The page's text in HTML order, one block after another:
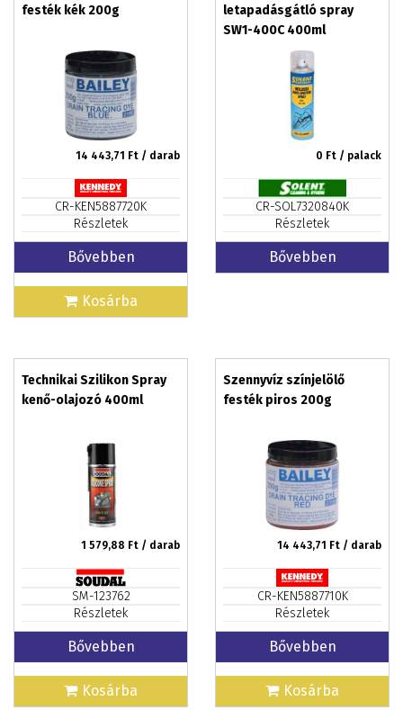
festék kék 200g
14 443,71 Ft / darab
CR-KEN5887720K
Részletek
Bővebben
Kosárba
letapadásgátló spray
SW1-400C 400ml
0 Ft / palack
CR-SOL7320840K
Részletek
Bővebben
Technikai Szilikon Spray
kenő-olajozó 400ml
1 579,88 Ft / darab
SM-123762
Részletek
Bővebben
Kosárba
Szennyvíz színjelölő
festék piros 200g
14 443,71 Ft / darab
CR-KEN5887710K
Részletek
Bővebben
Kosárba